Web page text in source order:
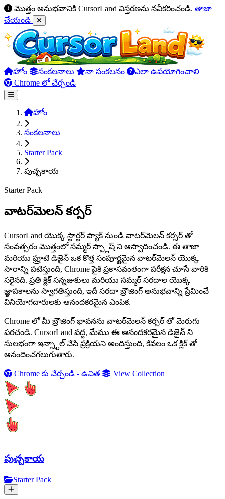
మొత్తం అనుభవానికి CursorLand విస్తరణను నవీకరించండి. తాజా
చేయండి
హోం సంకలనాలు నా సంకలనం
ఎలా ఉపయోగించాలి
Chrome లో చేర్చండి
హోం
సంకలనాలు
Starter Pack
పుచ్చకాయ
Starter Pack
వాటర్‌మెలన్ కర్సర్
CursorLand యొక్క స్టార్టర్ ప్యాక్ నుండి వాటర్‌మెలన్ కర్సర్ తో
సంవత్సరం మొత్తంలో సమ్మర్ స్ప్లాష్ ని ఆస్వాదించండి. ఈ తాజా
మరియు ఫ్రూటి డిజైన్ ఒక కొత్త సంపూర్ణమైన వాటర్‌మెలన్ యొక్క
సారాన్ని పటిస్తుంది, Chrome పైకి ప్రకాసవంతంగా పరీక్షన చూసే వారికి
సరైనది. ప్రతి క్లిక్ సన్నజుకులు మరియు సమ్మర్ సరదాల యొక్క
జ్ఞాపకాలను స్వాగతిస్తుంది, ఇదీ సరదా బ్రౌజింగ్ అనుభవాన్ని ప్రేమించే
వినియోగదారులకు ఆనందకరమైన ఎంపిక.
Chrome లో మీ బ్రౌజింగ్ భావనను వాటర్‌మెలన్ కర్సర్ తో మెరుగు
పరచండి. CursorLand వద్ద, మేము ఈ ఆనందకరమైన డిజైన్ ని
సులభంగా ఇన్స్టాల్ చేసే ప్రక్రియని అందిస్తుంది, కేవలం ఒక క్లిక్ తో
ఆనందించగలుగుతారు.
Chrome కు చేర్చండి - ఉచిత View Collection
పుచ్చకాయ
Starter Pack